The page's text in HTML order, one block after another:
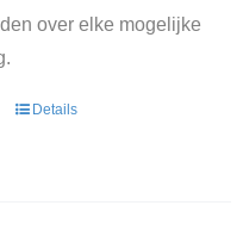
over elke mogelijke
Details